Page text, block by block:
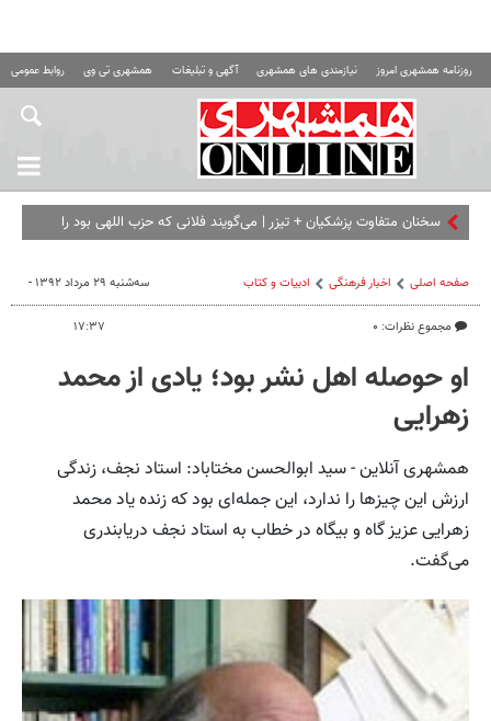
روزنامه همشهری امروز نیازمندی های همشهری آگهی و تبلیغات همشهری تی وی روابط عمومی
سخنان متفاوت پزشکیان + تیزر | می‌گویند فلانی که حزب اللهی بود را
صفحه اصلی اخبار فرهنگی ادبیات و کتاب
مجموع نظرات: ۰
سه‌شنبه ۲۹ مرداد ۱۳۹۲ -
۱۷:۳۷
او حوصله اهل نشر بود؛ یادی از محمد
زهرایی
همشهری آنلاین - سید ابوالحسن مختاباد: استاد نجف، زندگی
ارزش این چیزها را ندارد، این جمله‌ای بود که زنده یاد محمد
زهرایی عزیز گاه و بیگاه در خطاب به استاد نجف دریابندری
می‌گفت.